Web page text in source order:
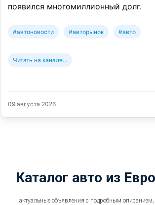
появился многомиллионный долг.
#автоновости #авторынок #авто
Читать на канале...
09 августа 2026
Каталог авто из
актуальные объявления с подробным